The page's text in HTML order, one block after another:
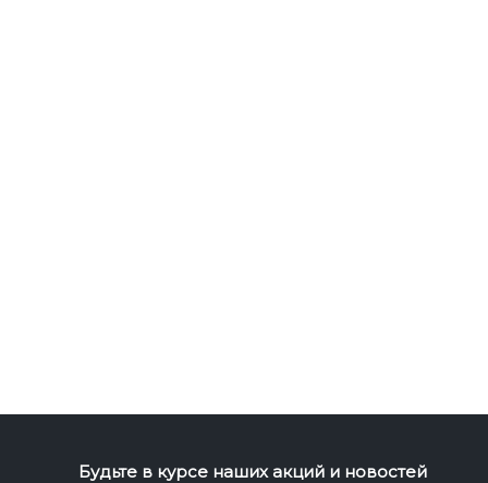
Будьте в курсе наших акций и новостей